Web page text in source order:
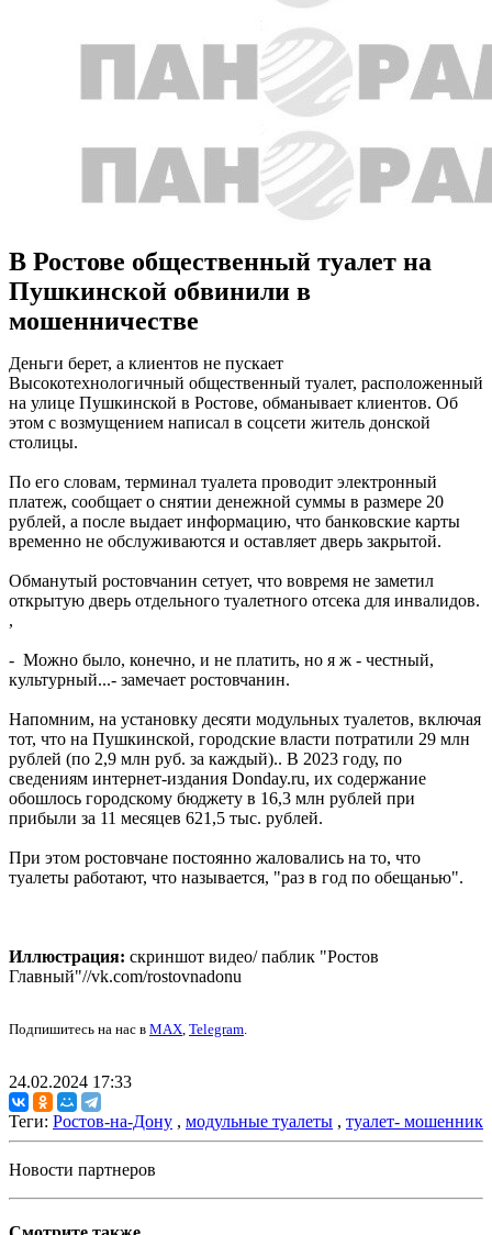
В Ростове общественный туалет на
Пушкинской обвинили в
мошенничестве
Деньги берет, а клиентов не пускает
Высокотехнологичный общественный туалет, расположенный
на улице Пушкинской в Ростове, обманывает клиентов. Об
этом с возмущением написал в соцсети житель донской
столицы.
По его словам, терминал туалета проводит электронный
платеж, сообщает о снятии денежной суммы в размере 20
рублей, а после выдает информацию, что банковские карты
временно не обслуживаются и оставляет дверь закрытой.
Обманутый ростовчанин сетует, что вовремя не заметил
открытую дверь отдельного туалетного отсека для инвалидов.
,
- Можно было, конечно, и не платить, но я ж - честный,
культурный...- замечает ростовчанин.
Напомним, на установку десяти модульных туалетов, включая
тот, что на Пушкинской, городские власти потратили 29 млн
рублей (по 2,9 млн руб. за каждый).. В 2023 году, по
сведениям интернет-издания Donday.ru, их содержание
обошлось городскому бюджету в 16,3 млн рублей при
прибыли за 11 месяцев 621,5 тыс. рублей.
При этом ростовчане постоянно жаловались на то, что
туалеты работают, что называется, "раз в год по обещанью".
Иллюстрация: скриншот видео/ паблик "Ростов
Главный"//vk.com/rostovnadonu
Подпишитесь на нас в MAX, Telegram.
24.02.2024 17:33
Теги: Ростов-на-Дону , модульные туалеты , туалет- мошенник
Новости партнеров